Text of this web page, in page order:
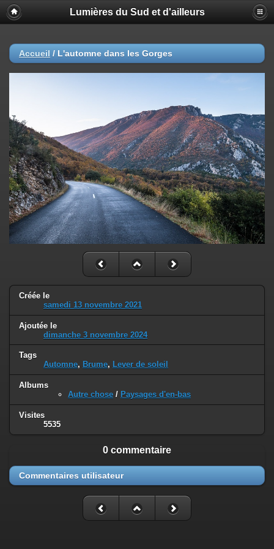
Lumières du Sud et d'ailleurs
Accueil / L'automne dans les Gorges
Créée le
samedi 13 novembre 2021
Ajoutée le
dimanche 3 novembre 2024
Tags
Automne, Brume, Lever de soleil
Albums
Autre chose / Paysages d'en-bas
Visites
5535
0 commentaire
Commentaires utilisateur